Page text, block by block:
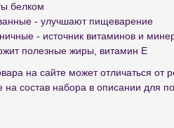
белком
- улучшают пищеварение
- источник витаминов и
полезные жиры, витамин Е
на сайте может отличаться от
на состав набора в описании для